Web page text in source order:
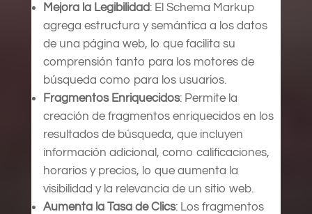
Mejora la Legibilidad: El Schema Markup
agrega estructura y semántica a los datos
de una página web, lo que facilita su
comprensión tanto para los motores de
búsqueda como para los usuarios.
Fragmentos Enriquecidos: Permite la
creación de fragmentos enriquecidos en los
resultados de búsqueda, que incluyen
información adicional, como calificaciones,
horarios y precios, lo que aumenta la
visibilidad y la relevancia de un sitio web.
Aumenta la Tasa de Clics: Los fragmentos